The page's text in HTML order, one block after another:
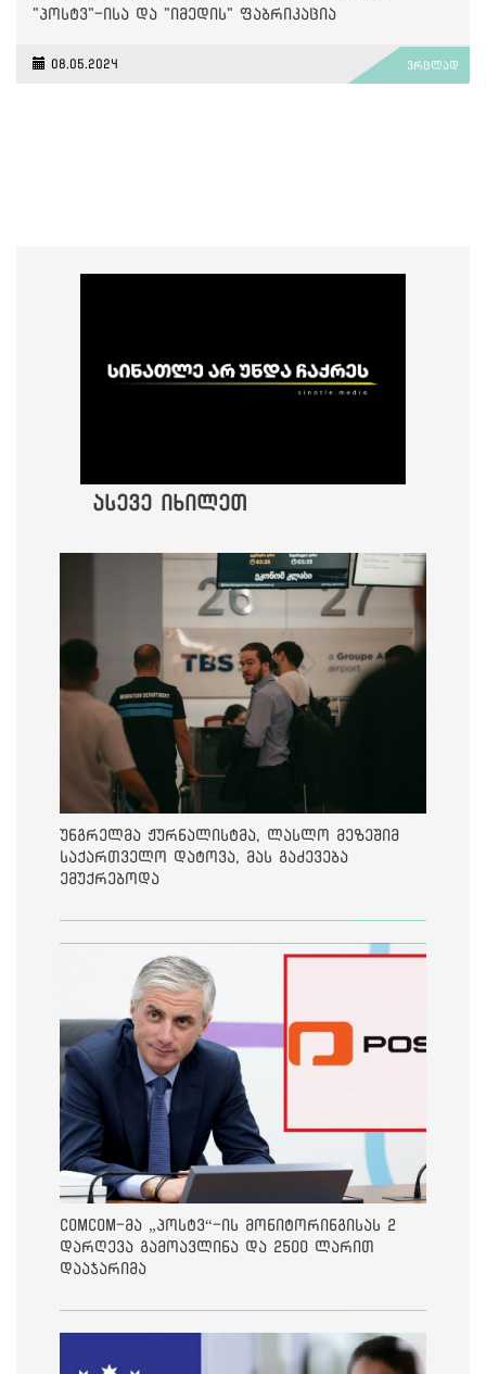
"პოსტვ"-ისა და "იმედის" ფაბრიკაცია
08.05.2024 ვრცლად
ასევე იხილეთ
უნგრელმა ჟურნალისტმა, ლასლო მეზეშიმ
საქართველო დატოვა, მას გაძევება
ემუქრებოდა
ComCom-მა „პოსტვ“-ის მონიტორინგისას 2
დარღევა გამოავლინა და 2500 ლარით
დააჯარიმა